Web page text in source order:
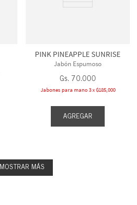
PINK PINEAPPLE SUNRISE
Jabón Espumoso
Gs. 70.000
Jabones para mano 3 x ₲185,000
AGREGAR
MOSTRAR MÁS